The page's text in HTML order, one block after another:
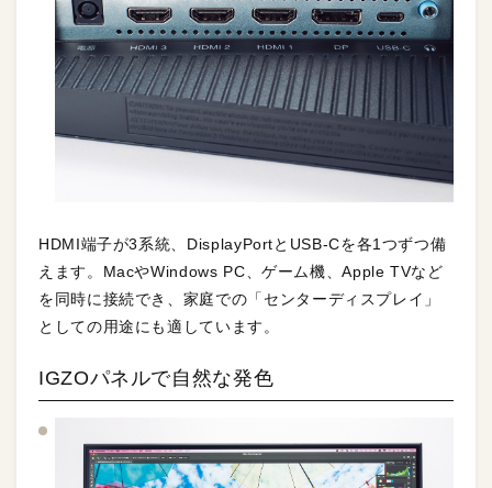
HDMI端子が3系統、DisplayPortとUSB-Cを各1つずつ備
えます。MacやWindows PC、ゲーム機、Apple TVなど
を同時に接続でき、家庭での「センターディスプレイ」
としての用途にも適しています。
IGZOパネルで自然な発色